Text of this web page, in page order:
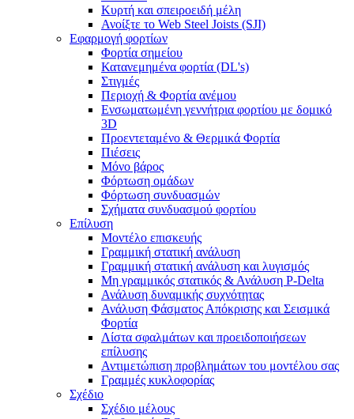
Κυρτή και σπειροειδή μέλη
Ανοίξτε το Web Steel Joists (SJI)
Εφαρμογή φορτίων
Φορτία σημείου
Κατανεμημένα φορτία (DL's)
Στιγμές
Περιοχή & Φορτία ανέμου
Ενσωματωμένη γεννήτρια φορτίου με δομικό
3D
Προεντεταμένο & Θερμικά Φορτία
Πιέσεις
Μόνο βάρος
Φόρτωση ομάδων
Φόρτωση συνδυασμών
Σχήματα συνδυασμού φορτίου
Επίλυση
Μοντέλο επισκευής
Γραμμική στατική ανάλυση
Γραμμική στατική ανάλυση και λυγισμός
Μη γραμμικός στατικός & Ανάλυση P-Delta
Ανάλυση δυναμικής συχνότητας
Ανάλυση Φάσματος Απόκρισης και Σεισμικά
Φορτία
Λίστα σφαλμάτων και προειδοποιήσεων
επίλυσης
Αντιμετώπιση προβλημάτων του μοντέλου σας
Γραμμές κυκλοφορίας
Σχέδιο
Σχέδιο μέλους